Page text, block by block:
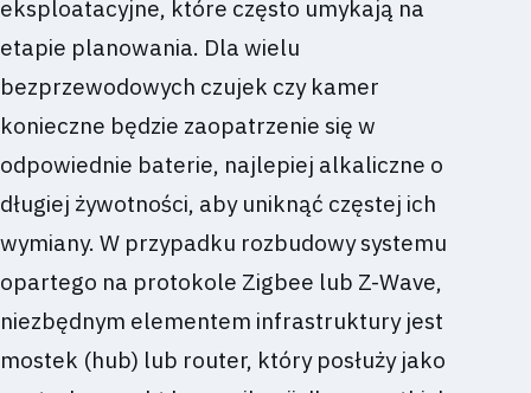
eksploatacyjne, które często umykają na
etapie planowania. Dla wielu
bezprzewodowych czujek czy kamer
konieczne będzie zaopatrzenie się w
odpowiednie baterie, najlepiej alkaliczne o
długiej żywotności, aby uniknąć częstej ich
wymiany. W przypadku rozbudowy systemu
opartego na protokole Zigbee lub Z-Wave,
niezbędnym elementem infrastruktury jest
mostek (hub) lub router, który posłuży jako